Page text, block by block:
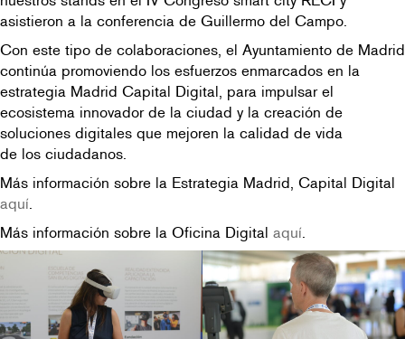
asistieron a la conferencia de Guillermo del Campo.
Con este tipo de colaboraciones, el Ayuntamiento de Madrid
continúa promoviendo los esfuerzos enmarcados en la
estrategia Madrid Capital Digital, para impulsar el
ecosistema innovador de la ciudad y la creación de
soluciones digitales que mejoren la calidad de vida
de los ciudadanos.
Más información sobre la Estrategia Madrid, Capital Digital
aquí
Más información sobre la Oficina Digital aquí